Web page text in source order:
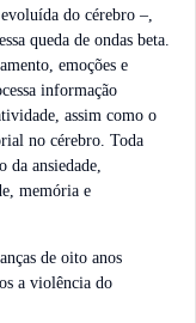
do cérebro –,
queda de ondas beta.
emoções e
informação
assim como o
no cérebro. Toda
da ansiedade,
memória e
de oito anos
a violência do